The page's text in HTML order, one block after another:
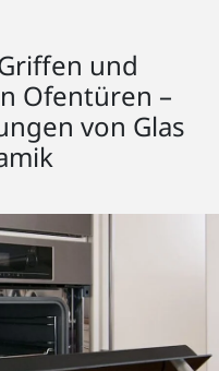
und
Ofentüren –
von Glas